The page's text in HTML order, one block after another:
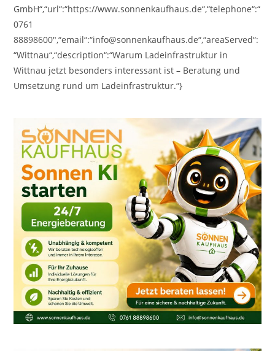
GmbH“,“url“:“https://www.sonnenkaufhaus.de“,“telephone“:“
0761
88898600″,“email“:“info@sonnenkaufhaus.de“,“areaServed“:
“Wittnau“,“description“:“Warum Ladeinfrastruktur in
Wittnau jetzt besonders interessant ist – Beratung und
Umsetzung rund um Ladeinfrastruktur.“}